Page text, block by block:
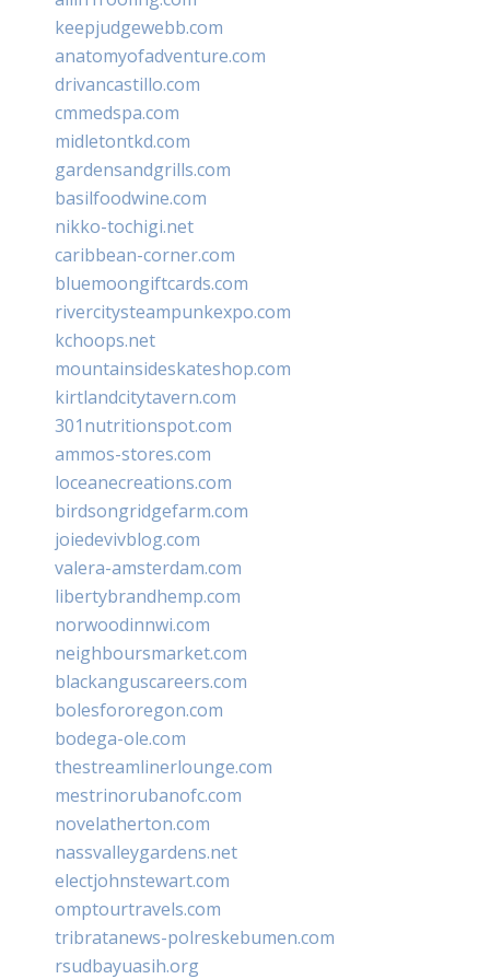
keepjudgewebb.com
anatomyofadventure.com
drivancastillo.com
cmmedspa.com
midletontkd.com
gardensandgrills.com
basilfoodwine.com
nikko-tochigi.net
caribbean-corner.com
bluemoongiftcards.com
rivercitysteampunkexpo.com
kchoops.net
mountainsideskateshop.com
kirtlandcitytavern.com
301nutritionspot.com
ammos-stores.com
loceanecreations.com
birdsongridgefarm.com
joiedevivblog.com
valera-amsterdam.com
libertybrandhemp.com
norwoodinnwi.com
neighboursmarket.com
blackanguscareers.com
bolesfororegon.com
bodega-ole.com
thestreamlinerlounge.com
mestrinorubanofc.com
novelatherton.com
nassvalleygardens.net
electjohnstewart.com
omptourtravels.com
tribratanews-polreskebumen.com
rsudbayuasih.org